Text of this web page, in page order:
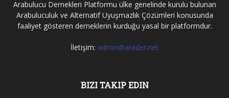
Arabulucu Dernekleri Platformu ülke genelinde kurulu bulunan
Arabuluculuk ve Alternatif Uyuşmazlık Çözümleri konusunda
faaliyet gösteren derneklerin kurduğu yasal bir platformdur.
İletişim: admin@arader.net
BIZI TAKIP EDIN